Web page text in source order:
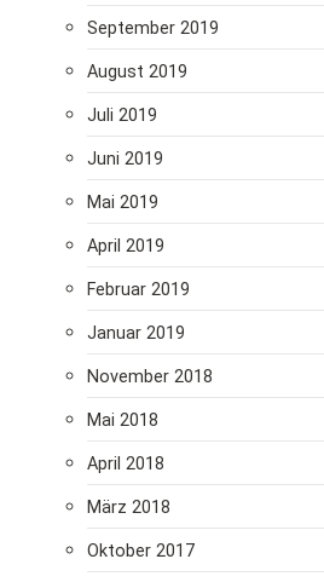
September 2019
August 2019
Juli 2019
Juni 2019
Mai 2019
April 2019
Februar 2019
Januar 2019
November 2018
Mai 2018
April 2018
März 2018
Oktober 2017